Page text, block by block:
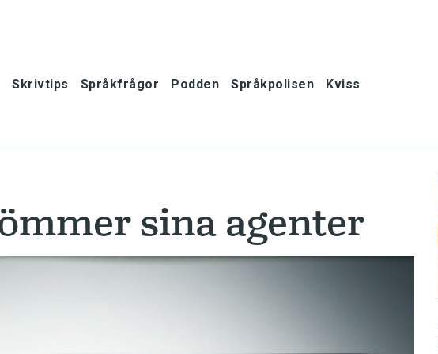
Skrivtips Språkfrågor Podden Språkpolisen Kviss
sina agenter